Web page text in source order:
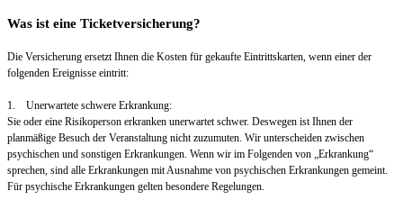
Was ist eine Ticketversicherung?
Die Versicherung ersetzt Ihnen die Kosten für gekaufte Eintrittskarten, wenn einer der
folgenden Ereignisse eintritt:
1. Unerwartete schwere Erkrankung:
Sie oder eine Risikoperson erkranken unerwartet schwer. Deswegen ist Ihnen der
planmäßige Besuch der Veranstaltung nicht zuzumuten. Wir unterscheiden zwischen
psychischen und sonstigen Erkrankungen. Wenn wir im Folgenden von „Erkrankung“
sprechen, sind alle Erkrankungen mit Ausnahme von psychischen Erkrankungen gemeint.
Für psychische Erkrankungen gelten besondere Regelungen.